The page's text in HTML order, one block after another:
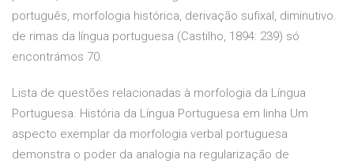
português, morfologia histórica, derivação sufixal, diminutivo.
de rimas da língua portuguesa (Castilho, 1894: 239) só
encontrámos 70.
Lista de questões relacionadas à morfologia da Língua
Portuguesa. História da Língua Portuguesa em linha Um
aspecto exemplar da morfologia verbal portuguesa
demonstra o poder da analogia na regularização de